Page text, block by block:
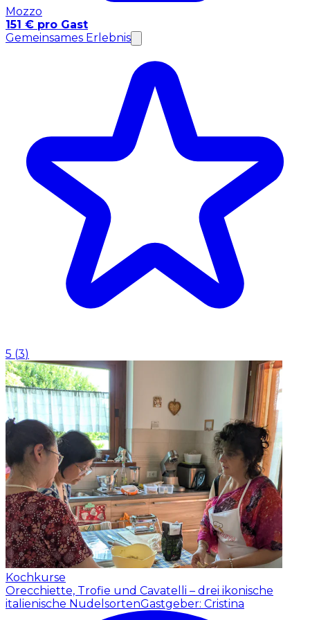
Mozzo
151 € pro Gast
Gemeinsames Erlebnis
5 (3)
Kochkurse
Orecchiette, Trofie und Cavatelli – drei ikonische
italienische NudelsortenGastgeber: Cristina